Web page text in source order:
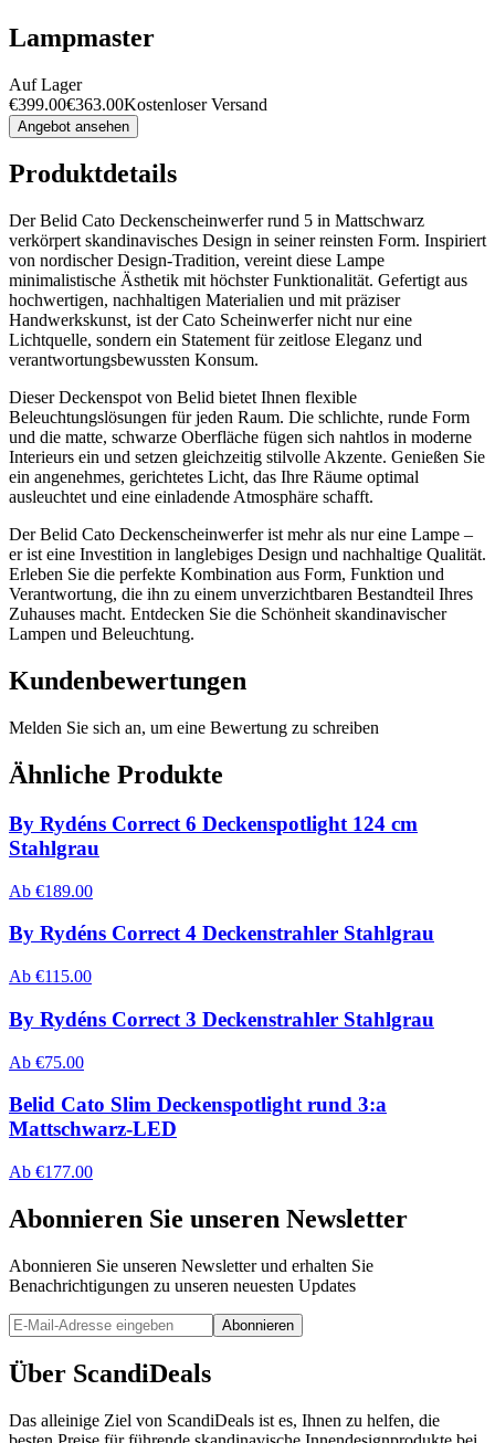
Lampmaster
Auf Lager
€399.00€363.00Kostenloser Versand
Angebot ansehen
Produktdetails
Der Belid Cato Deckenscheinwerfer rund 5 in Mattschwarz
verkörpert skandinavisches Design in seiner reinsten Form. Inspiriert
von nordischer Design-Tradition, vereint diese Lampe
minimalistische Ästhetik mit höchster Funktionalität. Gefertigt aus
hochwertigen, nachhaltigen Materialien und mit präziser
Handwerkskunst, ist der Cato Scheinwerfer nicht nur eine
Lichtquelle, sondern ein Statement für zeitlose Eleganz und
verantwortungsbewussten Konsum.
Dieser Deckenspot von Belid bietet Ihnen flexible
Beleuchtungslösungen für jeden Raum. Die schlichte, runde Form
und die matte, schwarze Oberfläche fügen sich nahtlos in moderne
Interieurs ein und setzen gleichzeitig stilvolle Akzente. Genießen Sie
ein angenehmes, gerichtetes Licht, das Ihre Räume optimal
ausleuchtet und eine einladende Atmosphäre schafft.
Der Belid Cato Deckenscheinwerfer ist mehr als nur eine Lampe –
er ist eine Investition in langlebiges Design und nachhaltige Qualität.
Erleben Sie die perfekte Kombination aus Form, Funktion und
Verantwortung, die ihn zu einem unverzichtbaren Bestandteil Ihres
Zuhauses macht. Entdecken Sie die Schönheit skandinavischer
Lampen und Beleuchtung.
Kundenbewertungen
Melden Sie sich an, um eine Bewertung zu schreiben
Ähnliche Produkte
By Rydéns Correct 6 Deckenspotlight 124 cm
Stahlgrau
Ab €189.00
By Rydéns Correct 4 Deckenstrahler Stahlgrau
Ab €115.00
By Rydéns Correct 3 Deckenstrahler Stahlgrau
Ab €75.00
Belid Cato Slim Deckenspotlight rund 3:a
Mattschwarz-LED
Ab €177.00
Abonnieren Sie unseren Newsletter
Abonnieren Sie unseren Newsletter und erhalten Sie
Benachrichtigungen zu unseren neuesten Updates
Abonnieren
Über ScandiDeals
Das alleinige Ziel von ScandiDeals ist es, Ihnen zu helfen, die